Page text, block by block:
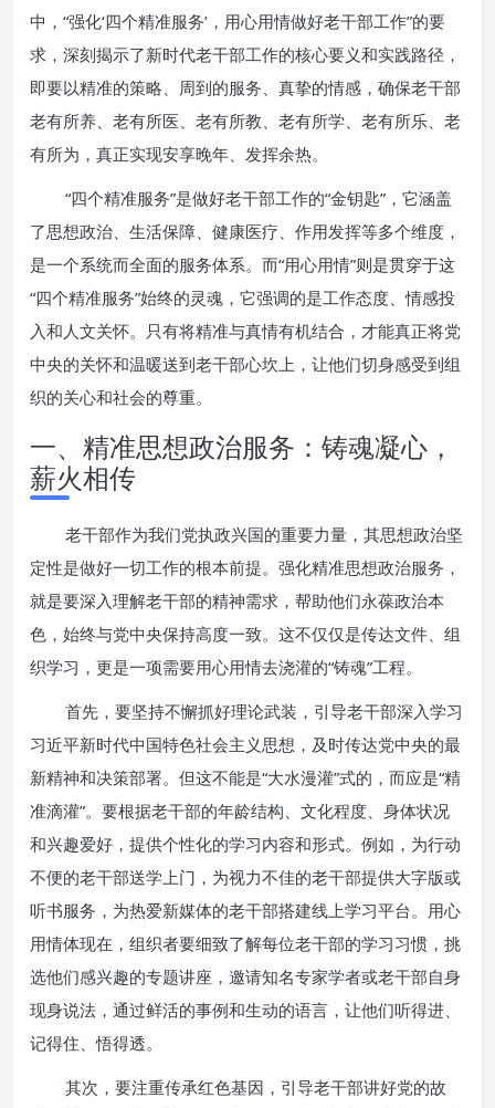
中，“强化‘四个精准服务’，用心用情做好老干部工作”的要
求，深刻揭示了新时代老干部工作的核心要义和实践路径，
即要以精准的策略、周到的服务、真挚的情感，确保老干部
老有所养、老有所医、老有所教、老有所学、老有所乐、老
有所为，真正实现安享晚年、发挥余热。
“四个精准服务”是做好老干部工作的“金钥匙”，它涵盖
了思想政治、生活保障、健康医疗、作用发挥等多个维度，
是一个系统而全面的服务体系。而“用心用情”则是贯穿于这
“四个精准服务”始终的灵魂，它强调的是工作态度、情感投
入和人文关怀。只有将精准与真情有机结合，才能真正将党
中央的关怀和温暖送到老干部心坎上，让他们切身感受到组
织的关心和社会的尊重。
一、精准思想政治服务：铸魂凝心，
薪火相传
老干部作为我们党执政兴国的重要力量，其思想政治坚
定性是做好一切工作的根本前提。强化精准思想政治服务，
就是要深入理解老干部的精神需求，帮助他们永葆政治本
色，始终与党中央保持高度一致。这不仅仅是传达文件、组
织学习，更是一项需要用心用情去浇灌的“铸魂”工程。
首先，要坚持不懈抓好理论武装，引导老干部深入学习
习近平新时代中国特色社会主义思想，及时传达党中央的最
新精神和决策部署。但这不能是“大水漫灌”式的，而应是“精
准滴灌”。要根据老干部的年龄结构、文化程度、身体状况
和兴趣爱好，提供个性化的学习内容和形式。例如，为行动
不便的老干部送学上门，为视力不佳的老干部提供大字版或
听书服务，为热爱新媒体的老干部搭建线上学习平台。用心
用情体现在，组织者要细致了解每位老干部的学习习惯，挑
选他们感兴趣的专题讲座，邀请知名专家学者或老干部自身
现身说法，通过鲜活的事例和生动的语言，让他们听得进、
记得住、悟得透。
其次，要注重传承红色基因，引导老干部讲好党的故